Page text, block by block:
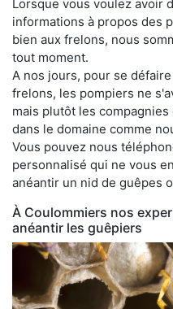
Lorsque vous voulez avoir
informations à propos des
bien aux frelons, nous
tout moment.
A nos jours, pour se
frelons, les pompiers ne
mais plutôt les
dans le domaine comme
Vous pouvez nous
personnalisé qui ne vous
anéantir un nid de guêpes
À Coulommiers nos
anéantir les guêpiers